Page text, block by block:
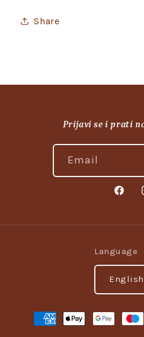
Share
Prijavi se i prati
Email
Language
English
Payment
methods